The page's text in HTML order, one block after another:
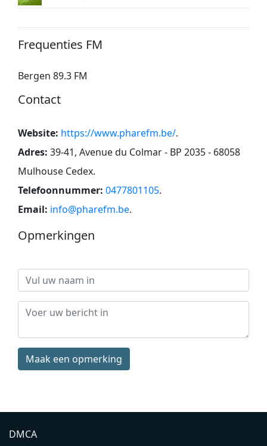
Frequenties FM
Bergen 89.3 FM
Contact
Website: https://www.pharefm.be/.
Adres: 39-41, Avenue du Colmar - BP 2035 - 68058
Mulhouse Cedex.
Telefoonnummer: 0477801105.
Email: info@pharefm.be.
Opmerkingen
Maak een opmerking
DMCA